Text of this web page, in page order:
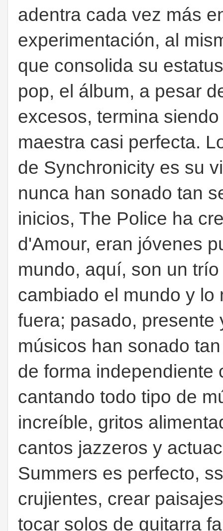
adentra cada vez más
experimentación, al
que consolida su
pop, el álbum, a pesar
excesos, termina
maestra casi perfecta.
de Synchronicity es su
nunca han sonado tan
inicios, The Police ha
d'Amour, eran jóvenes
mundo, aquí, son un
cambiado el mundo y
fuera; pasado, presente
músicos han sonado
de forma independiente
cantando todo tipo de
increíble, gritos
cantos jazzeros y
Summers es perfecto,
crujientes, crear
tocar solos de guitarra